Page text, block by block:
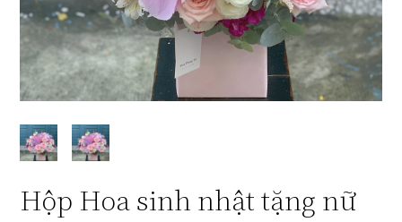
Hộp Hoa sinh nhật tặng nữ